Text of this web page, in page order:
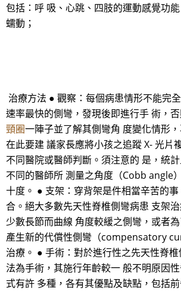
包括：呼 吸、心跳、四肢的運動感覺功
蠕動；
治療方法 ● 觀察：每個病患情形不能完
速率最快的側彎，發現後即進行手 術，
頸圈一陣子並了解其側彎角 度變化情形
在此要建 議家長應將小孩之追蹤 X- 光片
不同醫院或醫師判斷。須注意的 是，統
不同的醫師所 測量之角度（Cobb angle
十度。 ● 支架：穿背架是件相當辛苦的
合。絕大多數先天性脊椎側彎病患 支架
少數長節而曲線 角度較緩之側彎，或者
產生新的代償性側彎（compensatory
治療。 ● 手術：對於進行性之先天性脊
法為手術，其施行年齡較一 般不明原因
式有許 多種，各有其優點及缺點，包括